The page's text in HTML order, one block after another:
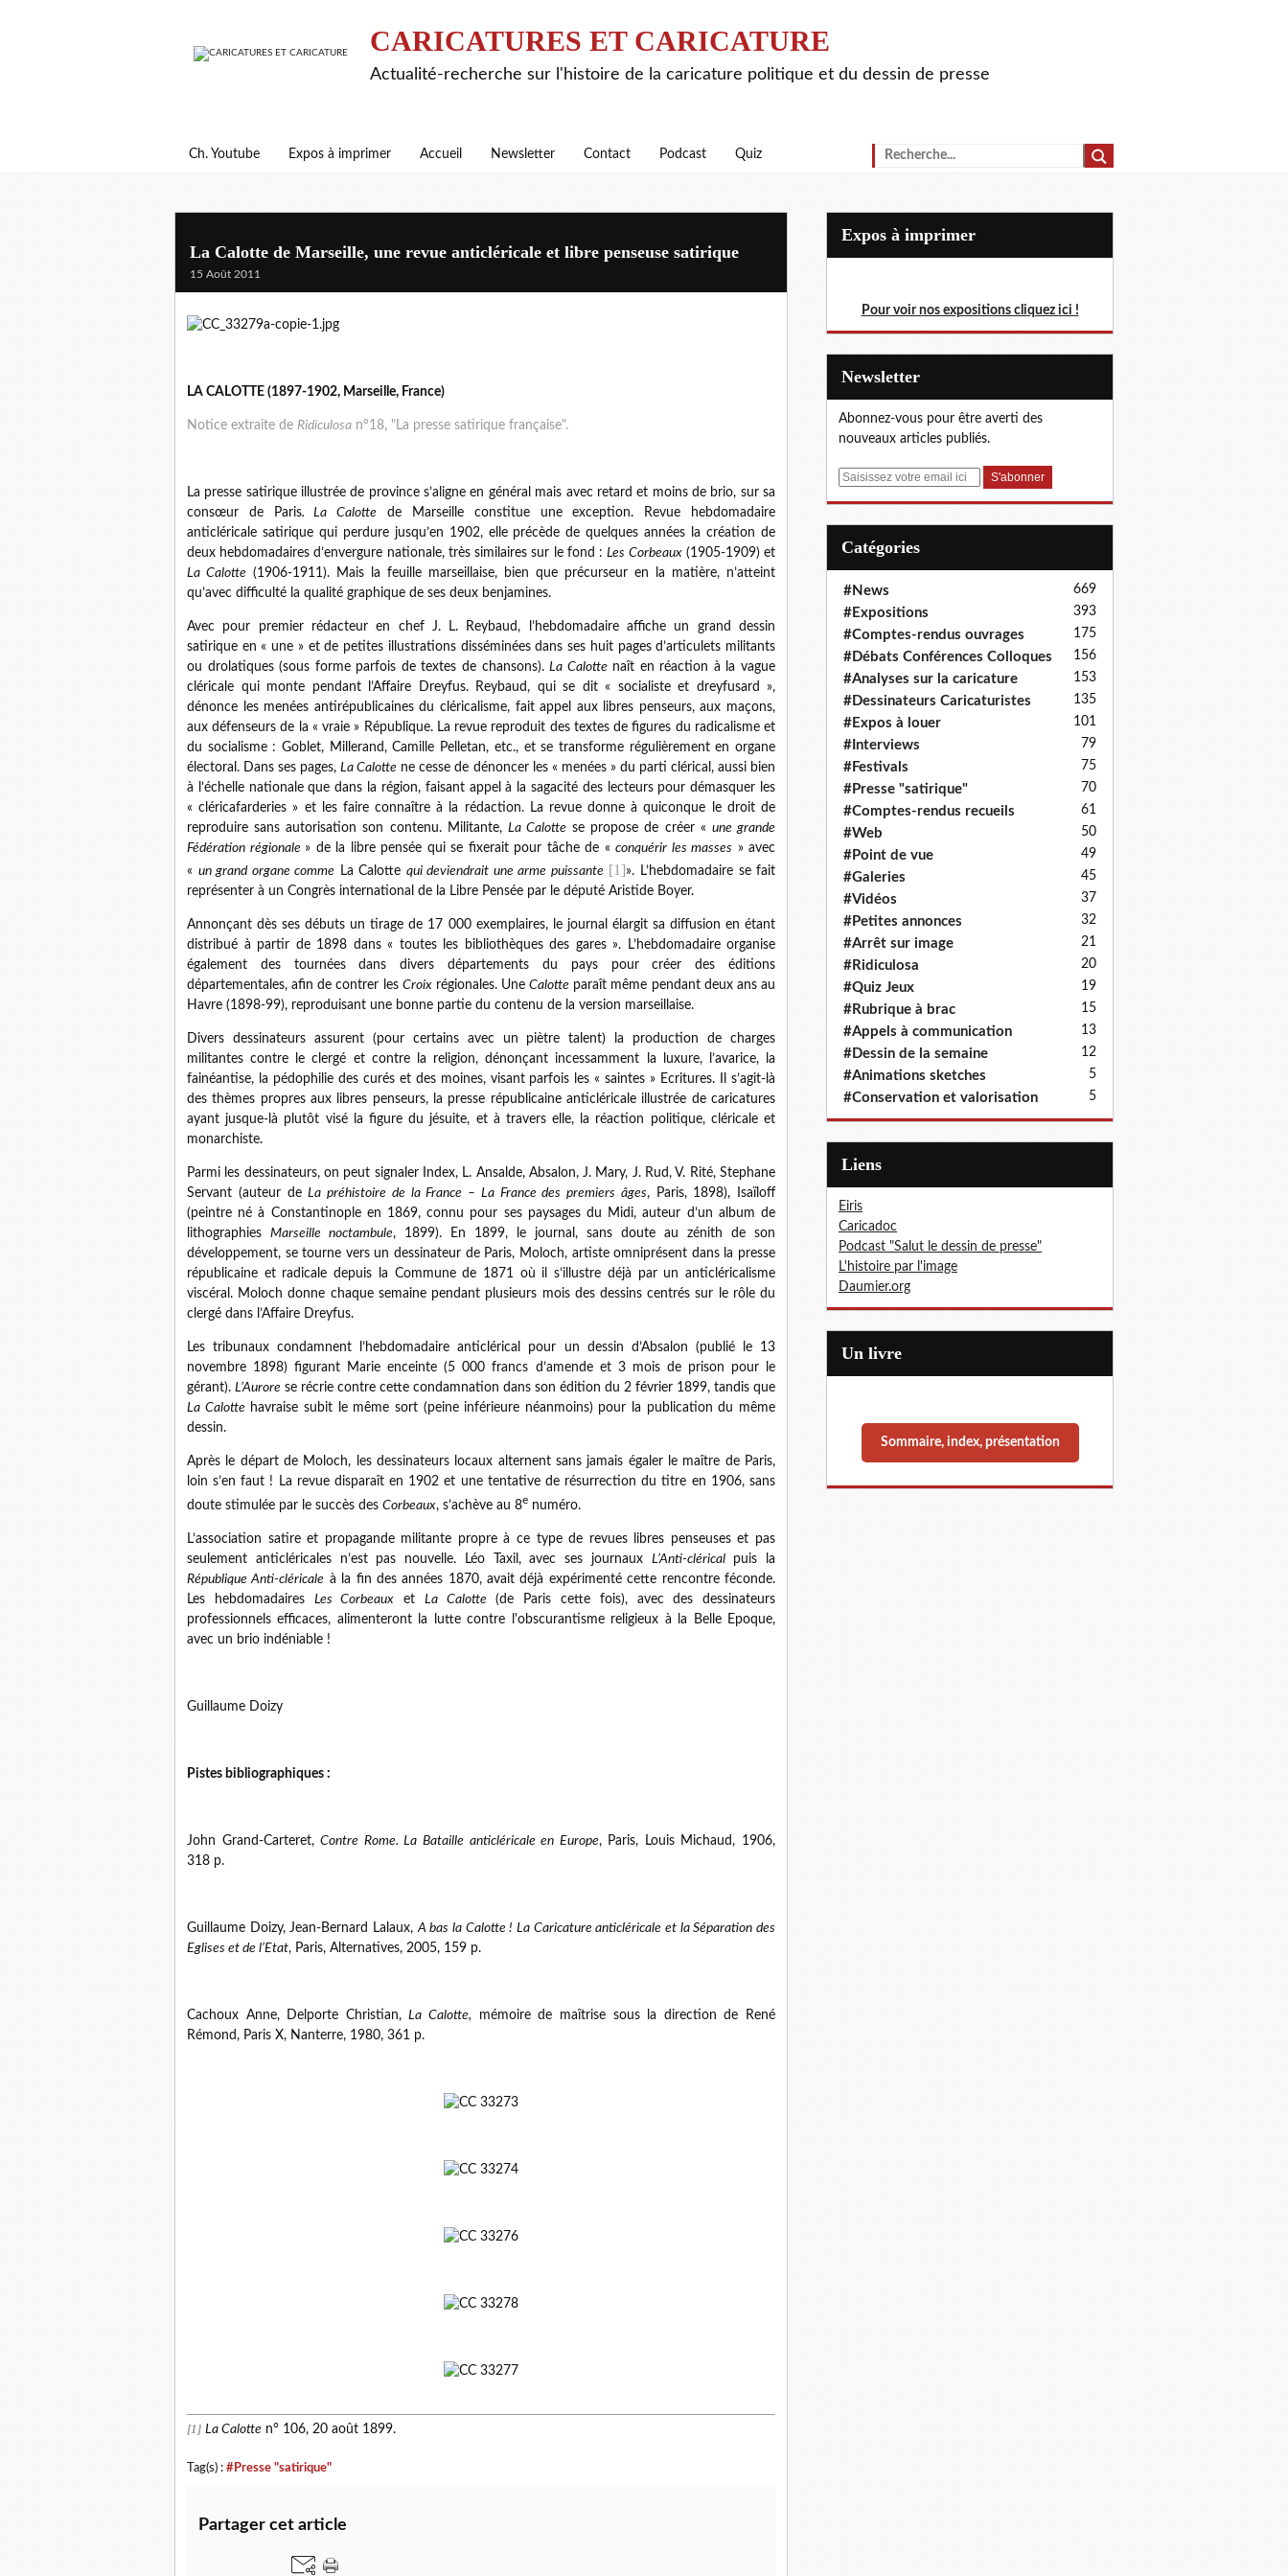
CARICATURES ET CARICATURE
Actualité-recherche sur l'histoire de la caricature politique et du dessin de presse
Ch. Youtube Expos à imprimer Accueil Newsletter Contact Podcast Quiz
La Calotte de Marseille, une revue anticléricale et libre penseuse satirique
15 Août 2011
LA CALOTTE (1897-1902, Marseille, France)
Notice extraite de Ridiculosa n°18, "La presse satirique française".
La presse satirique illustrée de province s’aligne en général mais avec retard et moins de brio, sur sa
consœur de Paris. La Calotte de Marseille constitue une exception. Revue hebdomadaire
anticléricale satirique qui perdure jusqu’en 1902, elle précède de quelques années la création de
deux hebdomadaires d’envergure nationale, très similaires sur le fond :Les Corbeaux(1905-1909) et
La Calotte (1906-1911). Mais la feuille marseillaise, bien que précurseur en la matière, n’atteint
qu’avec difficulté la qualité graphique de ses deux benjamines.
Avec pour premier rédacteur en chef J. L. Reybaud, l’hebdomadaire affiche un grand dessin
satirique en « une » et de petites illustrations disséminées dans ses huit pages d’articulets militants
ou drolatiques (sous forme parfois de textes de chansons).La Calotte naît en réaction à la vague
cléricale qui monte pendant l’Affaire Dreyfus. Reybaud, qui se dit « socialiste et dreyfusard »,
dénonce les menées antirépublicaines du cléricalisme, fait appel aux libres penseurs, aux maçons,
aux défenseurs de la « vraie » République. La revue reproduit des textes de figures du radicalisme et
du socialisme : Goblet, Millerand, Camille Pelletan, etc., et se transforme régulièrement en organe
électoral. Dans ses pages,La Calotte ne cesse de dénoncer les « menées » du parti clérical, aussi bien
à l’échelle nationale que dans la région, faisant appel à la sagacité des lecteurs pour démasquer les
« cléricafarderies » et les faire connaître à la rédaction. La revue donne à quiconque le droit de
reproduire sans autorisation son contenu. Militante, La Calotte se propose de créer « une grande
Fédération régionale » de la libre pensée qui se fixerait pour tâche de « conquérir les masses » avec
« un grand organe comme La Calotte qui deviendrait une arme puissante [1]». L’hebdomadaire se fait
représenter à un Congrès international de la Libre Pensée par le député Aristide Boyer.
Annonçant dès ses débuts un tirage de 17 000 exemplaires, le journal élargit sa diffusion en étant
distribué à partir de 1898 dans « toutes les bibliothèques des gares ». L’hebdomadaire organise
également des tournées dans divers départements du pays pour créer des éditions
départementales, afin de contrer les Croixrégionales. UneCalotte paraît même pendant deux ans au
Havre (1898-99), reproduisant une bonne partie du contenu de la version marseillaise.
Divers dessinateurs assurent (pour certains avec un piètre talent) la production de charges
militantes contre le clergé et contre la religion, dénonçant incessamment la luxure, l’avarice, la
fainéantise, la pédophilie des curés et des moines, visant parfois les « saintes » Ecritures. Il s’agit-là
des thèmes propres aux libres penseurs, la presse républicaine anticléricale illustrée de caricatures
ayant jusque-là plutôt visé la figure du jésuite, et à travers elle, la réaction politique, cléricale et
monarchiste.
Parmi les dessinateurs, on peut signaler Index, L. Ansalde, Absalon, J. Mary, J. Rud, V. Rité, Stephane
Servant (auteur deLa préhistoire de la France – La France des premiers âges, Paris, 1898), Isaïloff
(peintre né à Constantinople en 1869, connu pour ses paysages du Midi, auteur d’un album de
lithographies Marseille noctambule, 1899). En 1899, le journal, sans doute au zénith de son
développement, se tourne vers un dessinateur de Paris, Moloch, artiste omniprésent dans la presse
républicaine et radicale depuis la Commune de 1871 où il s’illustre déjà par un anticléricalisme
viscéral. Moloch donne chaque semaine pendant plusieurs mois des dessins centrés sur le rôle du
clergé dans l’Affaire Dreyfus.
Les tribunaux condamnent l’hebdomadaire anticlérical pour un dessin d’Absalon (publié le 13
novembre 1898) figurant Marie enceinte (5 000 francs d’amende et 3 mois de prison pour le
gérant). L’Aurore se récrie contre cette condamnation dans son édition du 2 février 1899, tandis que
La Calotte havraise subit le même sort (peine inférieure néanmoins) pour la publication du même
dessin.
Après le départ de Moloch, les dessinateurs locaux alternent sans jamais égaler le maître de Paris,
loin s’en faut ! La revue disparaît en 1902 et une tentative de résurrection du titre en 1906, sans
doute stimulée par le succès des Corbeaux, s’achève au 8e numéro.
L’association satire et propagande militante propre à ce type de revues libres penseuses et pas
seulement anticléricales n’est pas nouvelle. Léo Taxil, avec ses journaux L’Anti-cléricalpuis la
République Anti-cléricale à la fin des années 1870, avait déjà expérimenté cette rencontre féconde.
Les hebdomadaires Les Corbeaux et La Calotte (de Paris cette fois), avec des dessinateurs
professionnels efficaces, alimenteront la lutte contre l'obscurantisme religieux à la Belle Epoque,
avec un brio indéniable !
Guillaume Doizy
Pistes bibliographiques :
John Grand-Carteret,Contre Rome. La Bataille anticléricale en Europe, Paris, Louis Michaud, 1906,
318 p.
Guillaume Doizy, Jean-Bernard Lalaux, A bas la Calotte ! La Caricature anticléricale et la Séparation des
Eglises et de l’Etat, Paris, Alternatives, 2005, 159 p.
Cachoux Anne, Delporte Christian,La Calotte,
mémoire de maîtrise sous la direction de René
Rémond, Paris X, Nanterre, 1980, 361 p.
[1] La Calotte n° 106, 20 août 1899.
Tag(s) : #Presse "satirique"
Partager cet article
Expos à imprimer
Pour voir nos expositions cliquez ici !
Newsletter
Abonnez-vous pour être averti des
nouveaux articles publiés.
E
Catégories
#News 669
#Expositions 393
#Comptes-rendus ouvrages 175
#Débats Conférences Colloques 156
#Analyses sur la caricature 153
#Dessinateurs Caricaturistes 135
#Expos à louer 101
#Interviews 79
#Festivals 75
#Presse "satirique" 70
#Comptes-rendus recueils 61
#Web 50
#Point de vue 49
#Galeries 45
#Vidéos 37
#Petites annonces 32
#Arrêt sur image 21
#Ridiculosa 20
#Quiz Jeux 19
#Rubrique à brac 15
#Appels à communication 13
#Dessin de la semaine 12
#Animations sketches 5
#Conservation et valorisation 5
Liens
Eiris
Caricadoc
Podcast "Salut le dessin de presse"
L'histoire par l'image
Daumier.org
Un livre
Sommaire, index, présentation